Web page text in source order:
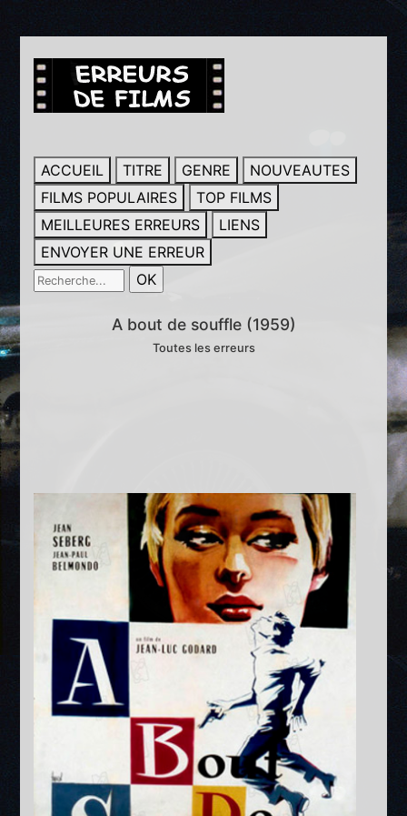
ACCUEIL TITRE GENRE
NOUVEAUTES
FILMS POPULAIRES
TOP FILMS
MEILLEURES ERREURS
LIENS
ENVOYER UNE ERREUR
A bout de souffle (1959)
Toutes les erreurs